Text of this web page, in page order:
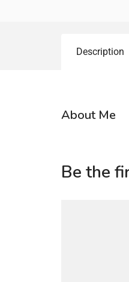
Description
About Me
Be the